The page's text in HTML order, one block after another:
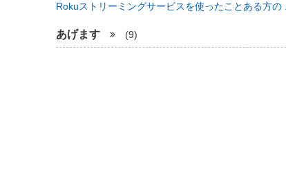
Rokuストリーミングサービスを使ったことある方の ..
あげます (9)